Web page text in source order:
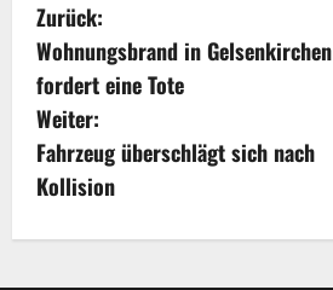
Zurück:
Wohnungsbrand in Gelsenkirchen
fordert eine Tote
Weiter:
Fahrzeug überschlägt sich nach
Kollision